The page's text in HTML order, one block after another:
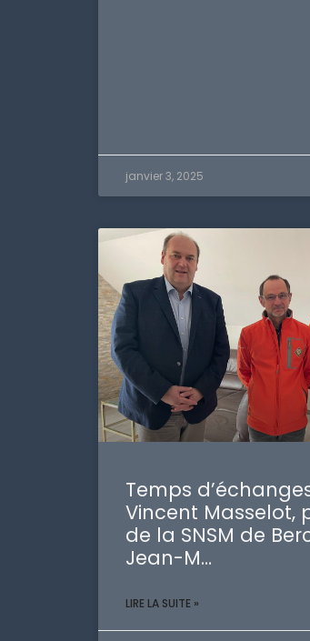
janvier 3, 2025
Temps
Vincent Masselot,
de la SNSM de
Jean-M…
LIRE LA SUITE »